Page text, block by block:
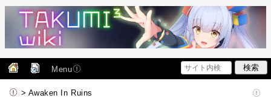
Menu
> Awaken In Ruins